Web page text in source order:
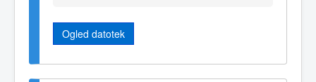
Ogled datotek